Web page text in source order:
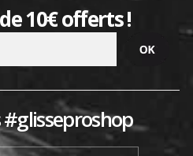
10€ offerts !
#glisseproshop